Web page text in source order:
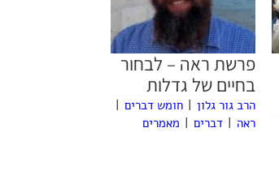
פרשת ראה – לבחור
בחיים של גדלות
הרב גור גלון חומש דברים
ראה
דברים מאמרים